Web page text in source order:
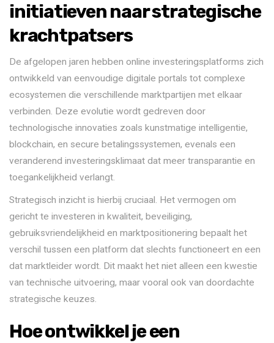
initiatieven naar strategische
krachtpatsers
De afgelopen jaren hebben online investeringsplatforms zich
ontwikkeld van eenvoudige digitale portals tot complexe
ecosystemen die verschillende marktpartijen met elkaar
verbinden. Deze evolutie wordt gedreven door
technologische innovaties zoals kunstmatige intelligentie,
blockchain, en secure betalingssystemen, evenals een
veranderend investeringsklimaat dat meer transparantie en
toegankelijkheid verlangt.
Strategisch inzicht is hierbij cruciaal. Het vermogen om
gericht te investeren in kwaliteit, beveiliging,
gebruiksvriendelijkheid en marktpositionering bepaalt het
verschil tussen een platform dat slechts functioneert en een
dat marktleider wordt. Dit maakt het niet alleen een kwestie
van technische uitvoering, maar vooral ook van doordachte
strategische keuzes.
Hoe ontwikkel je een